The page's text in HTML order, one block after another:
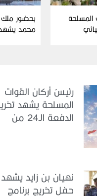
المسلحة
بحضور ملك
محمد يشهد
رئيسُ أركان القوات
المسلحة يشهد
الدفعة الـ24 من
نهيان بن زايد يشهد
حفل تخريج برنامج